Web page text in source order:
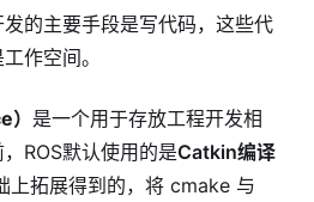
的主要手段是写代码，这些代
作空间。
是一个用于存放工程开发相
ROS默认使用的是Catkin编译
上拓展得到的，将 cmake 与